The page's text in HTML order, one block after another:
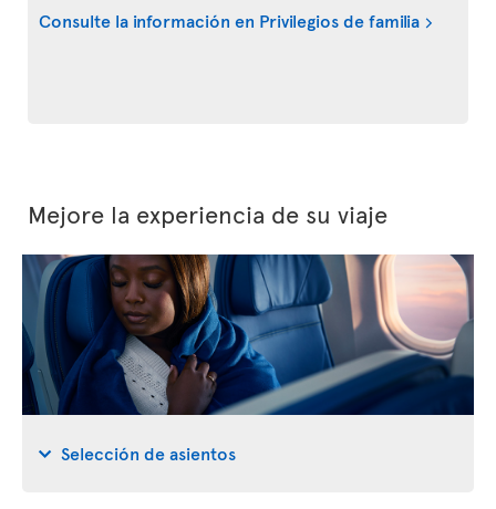
Consulte la información en Privilegios de familia
Mejore la experiencia de su viaje
Selección de asientos